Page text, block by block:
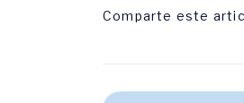
Comparte este